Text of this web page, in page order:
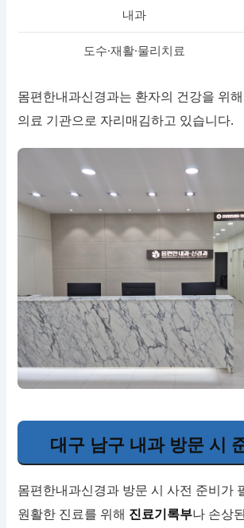
내과
도수·재활·물리치료
몸편한내과신경과는 환자의 건강을 위
의료 기관으로 자리매김하고 있습니다.
대구 남구 내과 방문 시
몸편한내과신경과 방문 시 사전 준비가
원활한 진료를 위해 진료기록부나 손상